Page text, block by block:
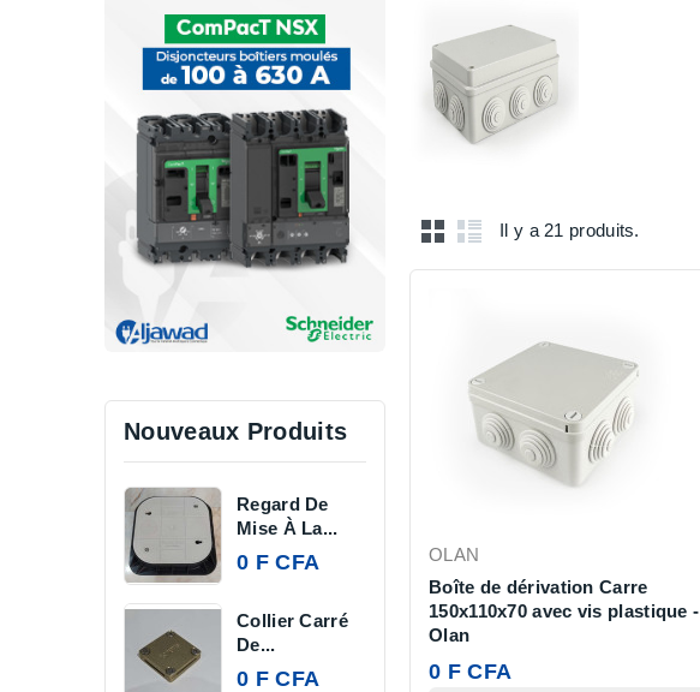
Nouveaux Produits
Regard De
Mise À La...
0 F CFA
Collier Carré
De...
0 F CFA
Il y a 21 produits.
OLAN
Boîte de dérivation Carre
150x110x70 avec vis plastique -
Olan
0 F CFA